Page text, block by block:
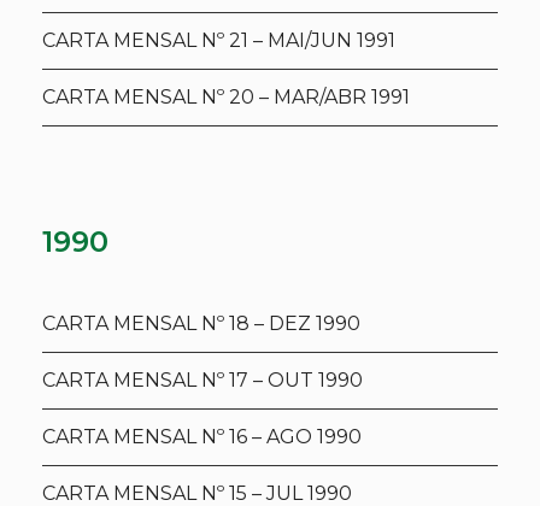
CARTA MENSAL Nº 21 – MAI/JUN 1991
CARTA MENSAL Nº 20 – MAR/ABR 1991
1990
CARTA MENSAL Nº 18 – DEZ 1990
CARTA MENSAL Nº 17 – OUT 1990
CARTA MENSAL Nº 16 – AGO 1990
CARTA MENSAL Nº 15 – JUL 1990